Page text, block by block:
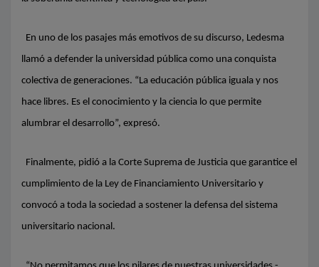
En uno de los pasajes más emotivos de su discurso, Ledesma
llamó a defender la universidad pública como una conquista
colectiva de generaciones. “La educación pública iguala y nos
hace libres. Es el conocimiento y la ciencia lo que permite
alumbrar el desarrollo”, expresó.
Finalmente, pidió a la Corte Suprema de Justicia que garantice el
cumplimiento de la Ley de Financiamiento Universitario y
convocó a toda la sociedad a sostener la defensa del sistema
universitario nacional.